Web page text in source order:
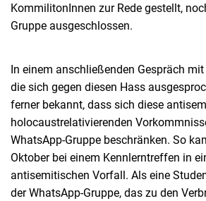
KommilitonInnen zur Rede gestellt,
Gruppe ausgeschlossen.
In einem anschließenden Gespräch
die sich gegen diesen Hass
ferner bekannt, dass sich diese
holocaustrelativierenden
WhatsApp-Gruppe beschränken. So
Oktober bei einem Kennlerntreffen in
antisemitischen Vorfall. Als eine
der WhatsApp-Gruppe, das zu den